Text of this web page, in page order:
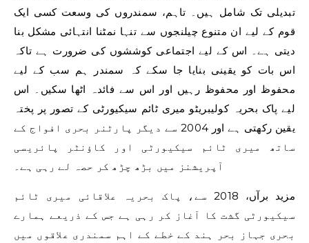
تبدیلی تک شامل ہیں۔ تاہم، سمندروں کی وسعت کسی ایک
قوم کے لیے ان متنوع چیلنجوں سے تنہا نمٹنا انتہائی مشکل بنا
دیتی ہے۔ اس کے لیے اجتماعی کوششوں کی ضرورت ہے تاکہ
اس بات کو یقینی بنایا جا سکے کہ سمندر ہم سب کے لیے
محفوظ اور محفوظ رہیں اور اس سے فائدہ اٹھا سکیں۔ اس
لیے پاک بحریہ کولیبریٹو میری ٹائم سیکیورٹی کے تصور پر پختہ
یقین رکھتی ہے اور 2004 سے دیگر پارٹنر بحری افواج کے
ساتھ میری ٹائم سیکیورٹی اور کاؤنٹر پائریسی
آپریشنز میں بڑھ چڑھ کر حصہ لے رہی ہے۔
مزید برآں، 2018 سے، پاک بحریہ علاقائی میری ٹائم
سیکیورٹی گشت کا آغاز کر رہی ہے جس کے ذریعے ہمارے
بحری جہاز بحر ہند کے خطے کے اہم سمندری علاقوں میں